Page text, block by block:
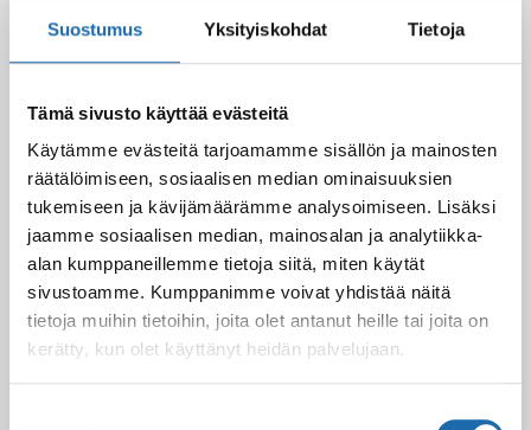
Suostumus Yksityiskohdat Tietoja
Tämä sivusto käyttää evästeitä
Käytämme evästeitä tarjoamamme sisällön ja mainosten
räätälöimiseen, sosiaalisen median ominaisuuksien
tukemiseen ja kävijämäärämme analysoimiseen. Lisäksi
jaamme sosiaalisen median, mainosalan ja analytiikka-
alan kumppaneillemme tietoja siitä, miten käytät
sivustoamme. Kumppanimme voivat yhdistää näitä
tietoja muihin tietoihin, joita olet antanut heille tai joita on
kerätty, kun olet käyttänyt heidän palvelujaan.
Black Friday & cyber Monday 2025!
Kevään uutuus tuotteet ovat nyt
10.03.2025
Softcare Ystävänpäivä ale
10.02.2025